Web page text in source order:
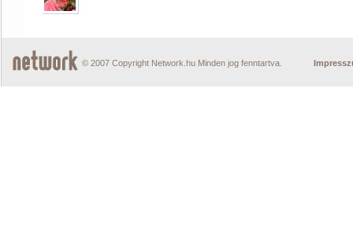
© 2007 Copyright Network.hu Minden jog fenntartva.